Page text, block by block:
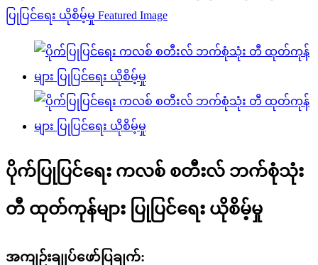
ပိုက်ပြုပြင်ရေး ကလစ် စတီးလ် ဘက်စုံသုံး
တီ ထုတ်ကုန်များ ပြုပြင်ရေး ယိုစိမ့်မှု
အကျဉ်းချုပ်ဖော်ပြချက်: